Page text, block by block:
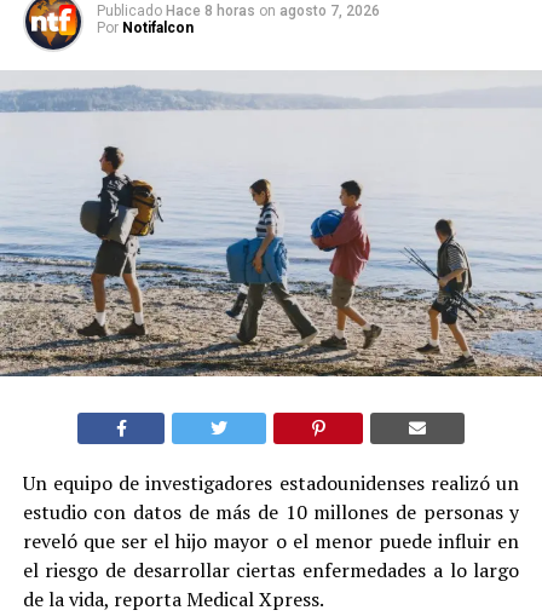
Publicado Hace 8 horas on agosto 7, 2026
Por Notifalcon
Un equipo de investigadores estadounidenses realizó un
estudio con datos de más de 10 millones de personas y
reveló que ser el hijo mayor o el menor puede influir en
el riesgo de desarrollar ciertas enfermedades a lo largo
de la vida, reporta Medical Xpress.